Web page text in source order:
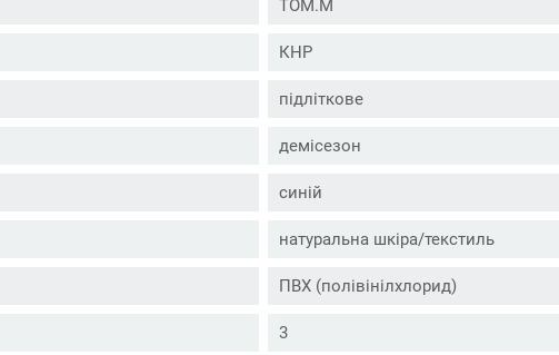
TOM.M
КНР
підліткове
демісезон
синій
натуральна шкіра/текстиль
ПВХ (полівінілхлорид)
3